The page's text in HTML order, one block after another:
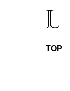
TOP